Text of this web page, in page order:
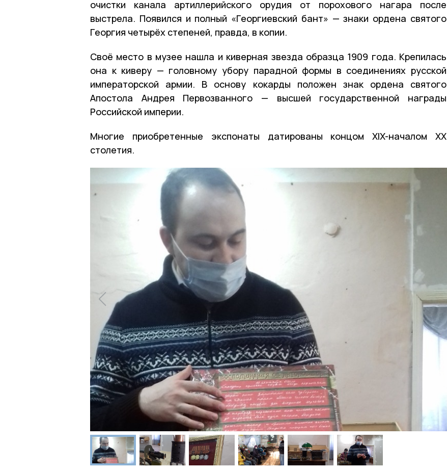
очистки канала артиллерийского орудия от порохового нагара после
выстрела. Появился и полный «Георгиевский бант» — знаки ордена святого
Георгия четырёх степеней, правда, в копии.
Своё место в музее нашла и киверная звезда образца 1909 года. Крепилась
она к киверу — головному убору парадной формы в соединениях русской
императорской армии. В основу кокарды положен знак ордена святого
Апостола Андрея Первозванного — высшей государственной награды
Российской империи.
Многие приобретенные экспонаты датированы концом XIX-началом XX
столетия.